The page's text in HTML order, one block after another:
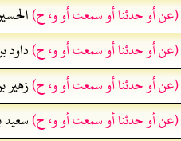
(عن أو حدثنا أو سمعت أو و، ح)
(عن أو حدثنا أو سمعت أو و، ح)داود
(عن أو حدثنا أو سمعت أو و، ح)زهير
(عن أو حدثنا أو سمعت أو و، ح)سعيد